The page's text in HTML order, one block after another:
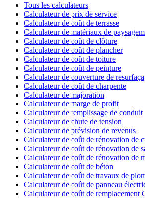
Tous les calculateurs
Calculateur de prix de service
Calculateur de coût de terrasse
Calculateur de matériaux de
Calculateur de coût de clôture
Calculateur de coût de plancher
Calculateur de coût de toiture
Calculateur de coût de peinture
Calculateur de couverture de
Calculateur de coût de charpente
Calculateur de majoration
Calculateur de marge de profit
Calculateur de remplissage de conduit
Calculateur de chute de tension
Calculateur de prévision de revenus
Calculateur de coût de rénovation de
Calculateur de coût de rénovation de
Calculateur de coût de rénovation de
Calculateur de coût de béton
Calculateur de coût de travaux de
Calculateur de coût de panneau
Calculateur de coût de remplacement